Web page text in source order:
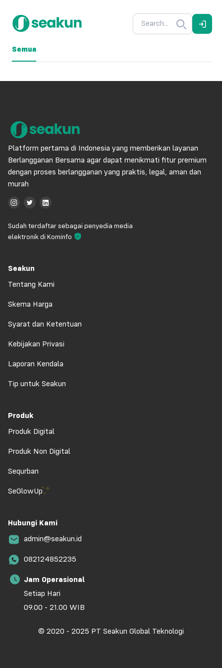
Semua
Platform pertama di Indonesia yang memberikan layanan
Berlangganan Bersama agar dapat menikmati fitur premium
dengan proses berlangganan yang praktis, legal, aman dan
murah
Sudah terdaftar sebagai penyedia media
elektronik di Kominfo
Seakun
Tentang Kami
Skema Harga
Syarat dan Ketentuan
Kebijakan Privasi
Laporan Kendala
Tip untuk Seakun
Produk
Produk Digital
Produk Non Digital
Sequrban
SeGlowUp
Hubungi Kami
admin@seakun.id
082124852235
Jam Operasional
Setiap Hari
09.00 - 21.00 WIB
© 2020 - 2025 PT Seakun Global Teknologi